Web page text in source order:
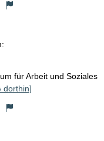
für Arbeit und Soziales
dorthin]